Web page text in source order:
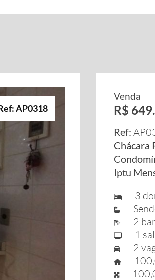
AP0318
Venda
R$
Ref:
Iptu
3
2
1
2